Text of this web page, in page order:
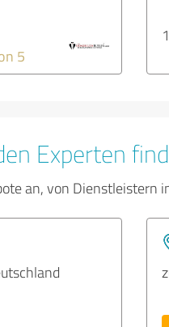
5
Experten
an, von